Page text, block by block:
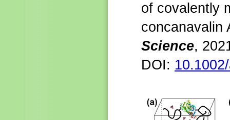
of covalently
concanavalin
Science,
DOI: